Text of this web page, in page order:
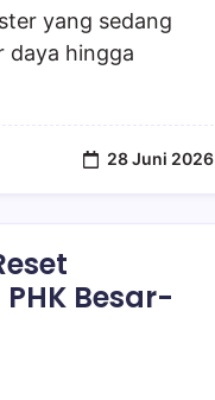
yang sedang
daya hingga
28 Juni 2026
Besar-